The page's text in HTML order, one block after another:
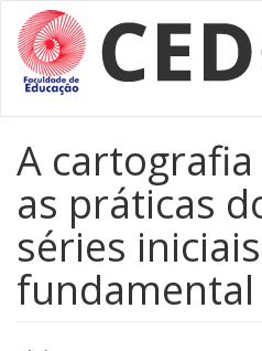
Pular
para
conteúdo
principal
A
as práticas
séries
fundamental